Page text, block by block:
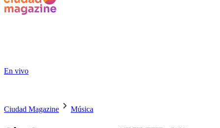
En vivo
Ciudad Magazine Música